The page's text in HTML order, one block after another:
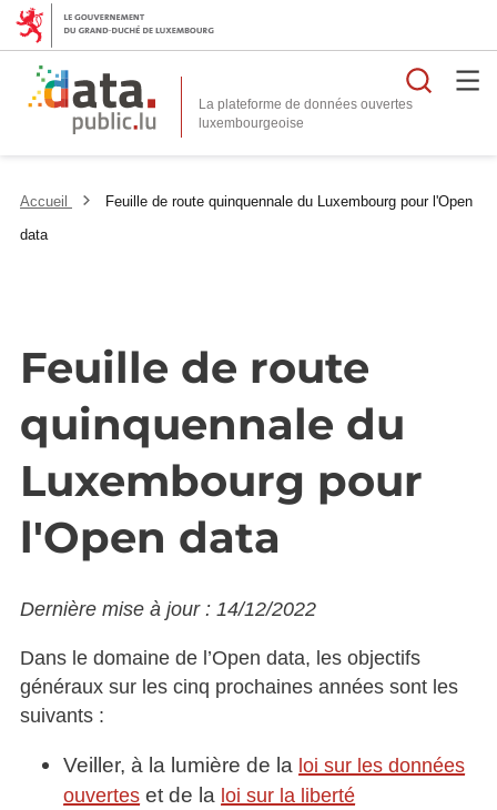
La plateforme de données ouvertes
Accueil
Feuille de route quinquennale du Luxembourg pour l'Open
data
Feuille de route
quinquennale du
Luxembourg pour
l'Open data
Dernière mise à jour : 14/12/2022
Dans le domaine de l’Open data, les objectifs
généraux sur les cinq prochaines années sont les
suivants :
Veiller, à la lumière de la loi sur les données
ouvertes et de la loi sur la liberté